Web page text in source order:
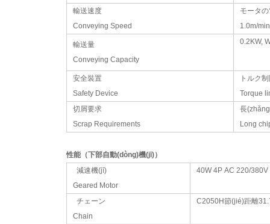
輸送速度
Conveying Speed
モータ
1.0m/
輸送量
Conveying Capacity
0.2KW,
安全裝置
Safety Device
トルク
Torque
切屑要求
Scrap Requirements
長
Long
性能（下部自動(dòng)機(jī)）
減速機(jī)
Geared Motor
40W 4P AC 220/380V
チェーン
Chain
C2050H節(jié)距離